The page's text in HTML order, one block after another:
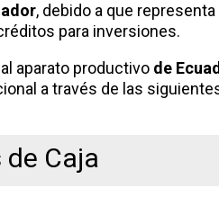
, debido a que
para inversiones.
aparato productivo de
a través de las
Caja